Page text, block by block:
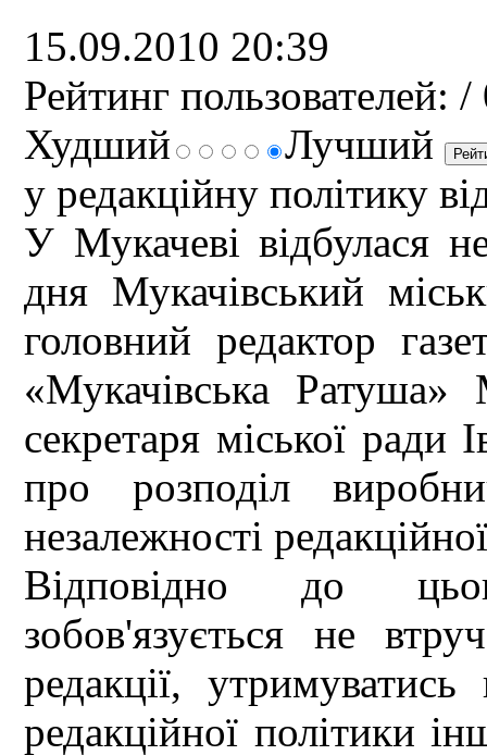
15.09.2010 20:39
Рейтинг пользователей: /
Худший
Лучший
у редакційну політику
У Мукачеві відбулася
дня Мукачівський
головний редактор
«Мукачівська
секретаря міської ради
про розподіл
незалежності
Відповідно до
зобов'язується не
редакції,
редакційної політики